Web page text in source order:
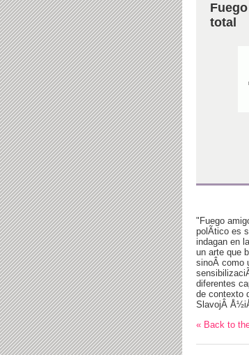
total
"Fuego
polÃ­tico es
indagan en
un arte que
sinoÂ como
diferentes
de contexto
SlavojÂ
« Back to